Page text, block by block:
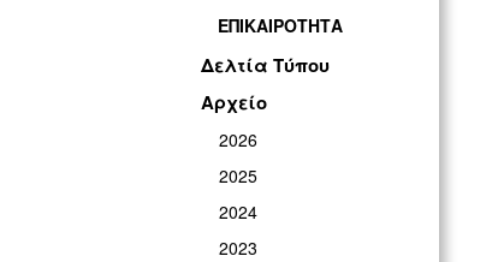
ΕΠΙΚΑΙΡΟΤΗΤΑ
Δελτία Τύπου
Αρχείο
2026
2025
2024
2023